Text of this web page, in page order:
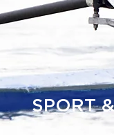
SPORT